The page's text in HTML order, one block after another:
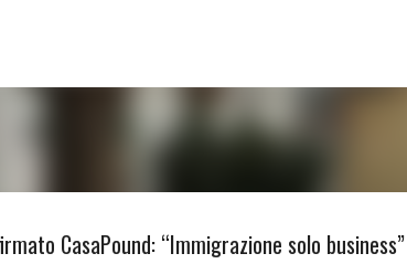
CasaPound: “Immigrazione solo business”